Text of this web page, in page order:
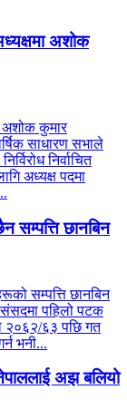
अशोक
अशोक कुमार
साधारण सभाले
निर्वाचित
अध्यक्ष पदमा
सम्पत्ति छानबिन
सम्पत्ति छानबिन
संसदमा पहिलो पटक
२०६२/६३ पछि गत
भनी...
अझ बलियो